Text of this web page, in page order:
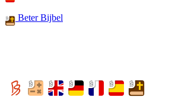
Beter Bijbel